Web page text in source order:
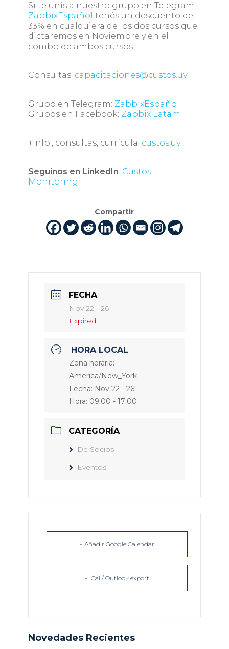
Si te unís a nuestro grupo en Telegram
ZabbixEspañol tenés un descuento de
33% en cualquiera de los dos cursos que
dictaremos en Noviembre y en el
combo de ambos cursos.
Consultas: capacitaciones@custos.uy
Grupo en Telegram: ZabbixEspañol
Grupos en Facebook: Zabbix Latam
+info., consultas, currícula: custos.uy
Seguinos en LinkedIn: Custos
Monitoring
Compartir
FECHA
Nov 22 - 26
Expired!
HORA LOCAL
Zona horaria:
America/New_York
Fecha: Nov 22 - 26
Hora: 09:00 - 17:00
CATEGORÍA
De Socios
Eventos
+ Añadir Google Calendar
+ iCal / Outlook export
Novedades Recientes